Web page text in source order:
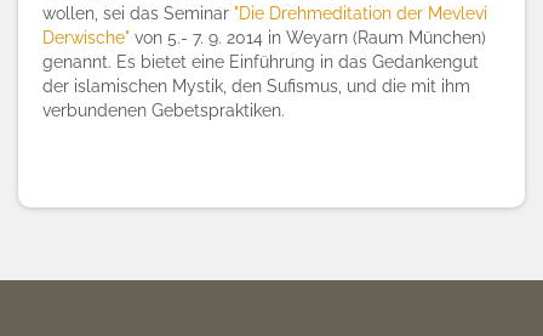
wollen, sei das Seminar "Die Drehmeditation der Mevlevi
Derwische" von 5.- 7. 9. 2014 in Weyarn (Raum München)
genannt. Es bietet eine Einführung in das Gedankengut
der islamischen Mystik, den Sufismus, und die mit ihm
verbundenen Gebetspraktiken.